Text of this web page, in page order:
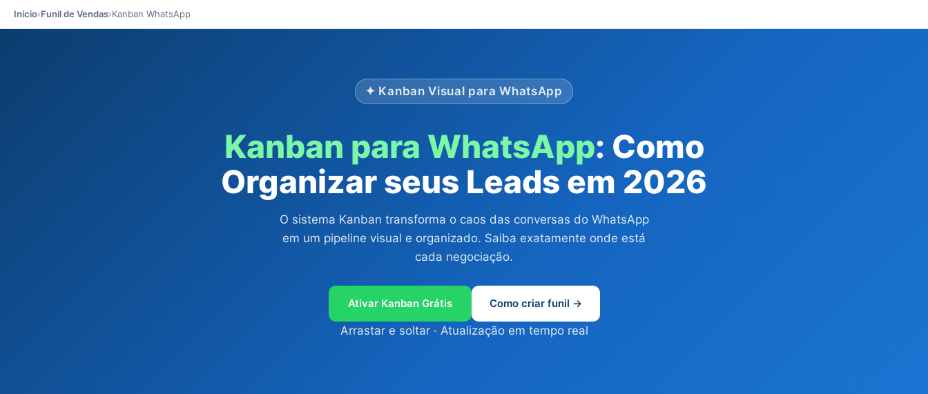
Início›Funil de Vendas›Kanban WhatsApp
✦ Kanban Visual para WhatsApp
Kanban para WhatsApp: Como
Organizar seus Leads em 2026
O sistema Kanban transforma o caos das conversas do WhatsApp
em um pipeline visual e organizado. Saiba exatamente onde está
cada negociação.
Ativar Kanban Grátis Como criar funil →
Arrastar e soltar · Atualização em tempo real